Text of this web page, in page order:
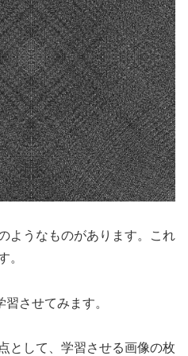
ようなものがあります。これ
。
させてみます。
として、学習させる画像の枚